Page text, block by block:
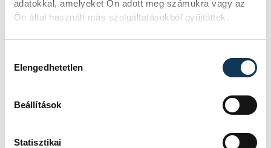
adatokkal, amelyeket Ön adott meg számukra vagy az
Ön által használt más szolgáltatásokból gyűjtöttek.
Elengedhetetlen
Beállítások
Statisztikai
Labsben. Videónkban Balassa
Marietta, a központ vezetője mutatja
be, hogyan teszik izgalmassá a
megismerését.
SPORT